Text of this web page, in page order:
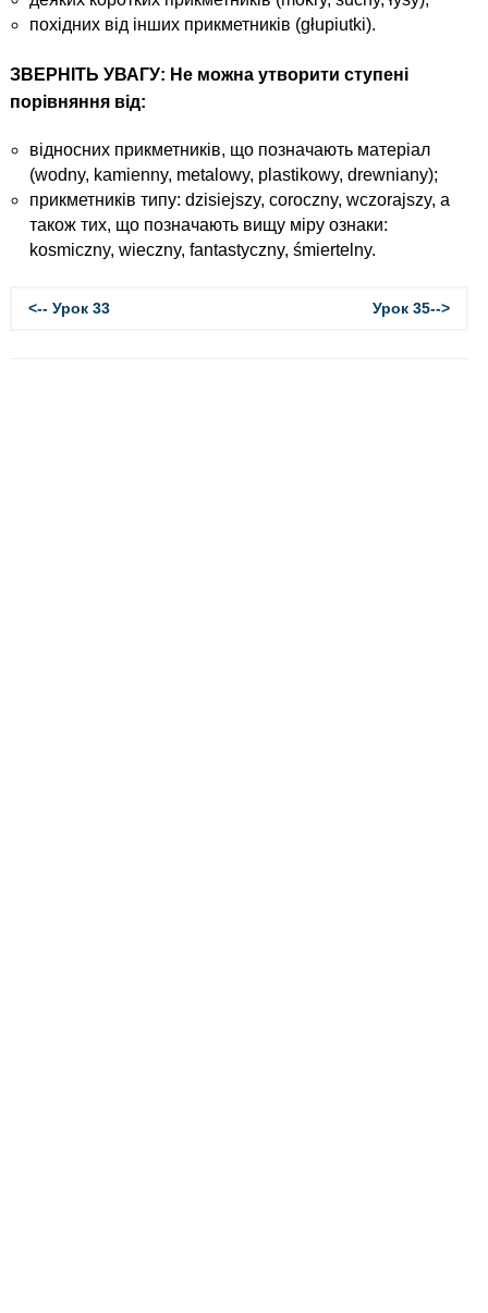
похідних від інших прикметників (głupiutki).
ЗВЕРНІТЬ УВАГУ: Не можна утворити ступені
порівняння від:
відносних прикметників, що позначають матеріал
(wodny, kamienny, metalowy, plastikowy, drewniany);
прикметників типу: dzisiejszy, coroczny, wczorajszy, а
також тих, що позначають вищу міру ознаки:
kosmiczny, wieczny, fantastyczny, śmiertelny.
<-- Урок 33 Урок 35-->